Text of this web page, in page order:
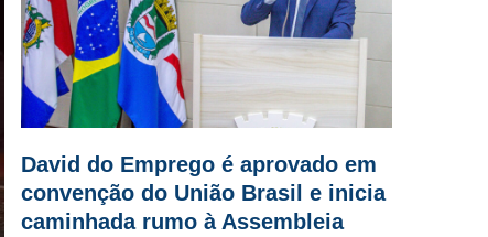
David do Emprego é aprovado em
convenção do União Brasil e inicia
caminhada rumo à Assembleia